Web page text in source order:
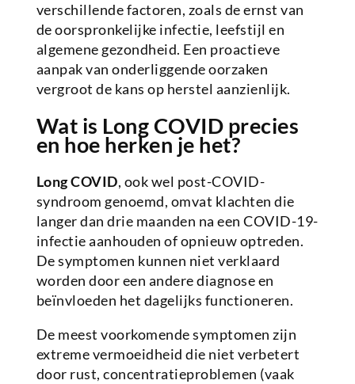
verschillende factoren, zoals de ernst van
de oorspronkelijke infectie, leefstijl en
algemene gezondheid. Een proactieve
aanpak van onderliggende oorzaken
vergroot de kans op herstel aanzienlijk.
Wat is Long COVID precies
en hoe herken je het?
Long COVID, ook wel post-COVID-
syndroom genoemd, omvat klachten die
langer dan drie maanden na een COVID-19-
infectie aanhouden of opnieuw optreden.
De symptomen kunnen niet verklaard
worden door een andere diagnose en
beïnvloeden het dagelijks functioneren.
De meest voorkomende symptomen zijn
extreme vermoeidheid die niet verbetert
door rust, concentratieproblemen (vaak